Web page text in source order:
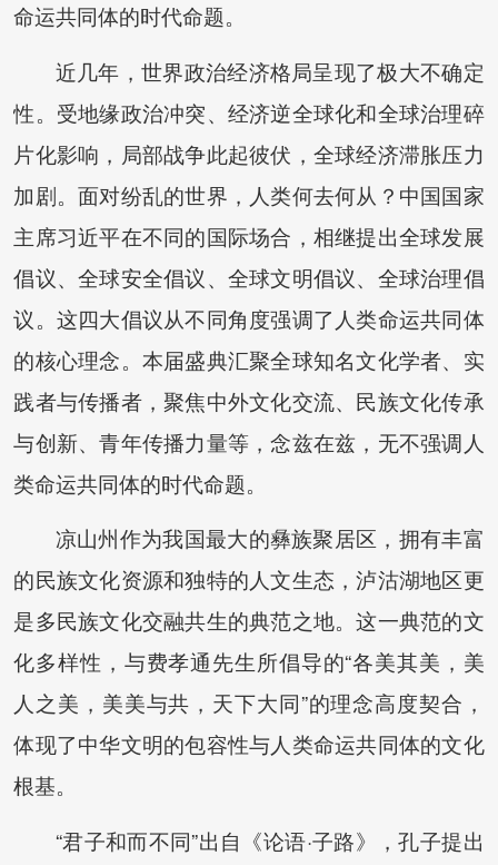
命运共同体的时代命题。
近几年，世界政治经济格局呈现了极大不确定
性。受地缘政治冲突、经济逆全球化和全球治理碎
片化影响，局部战争此起彼伏，全球经济滞胀压力
加剧。面对纷乱的世界，人类何去何从？中国国家
主席习近平在不同的国际场合，相继提出全球发展
倡议、全球安全倡议、全球文明倡议、全球治理倡
议。这四大倡议从不同角度强调了人类命运共同体
的核心理念。本届盛典汇聚全球知名文化学者、实
践者与传播者，聚焦中外文化交流、民族文化传承
与创新、青年传播力量等，念兹在兹，无不强调人
类命运共同体的时代命题。
凉山州作为我国最大的彝族聚居区，拥有丰富
的民族文化资源和独特的人文生态，泸沽湖地区更
是多民族文化交融共生的典范之地。这一典范的文
化多样性，与费孝通先生所倡导的“各美其美，美
人之美，美美与共，天下大同”的理念高度契合，
体现了中华文明的包容性与人类命运共同体的文化
根基。
“君子和而不同”出自《论语·子路》，孔子提出